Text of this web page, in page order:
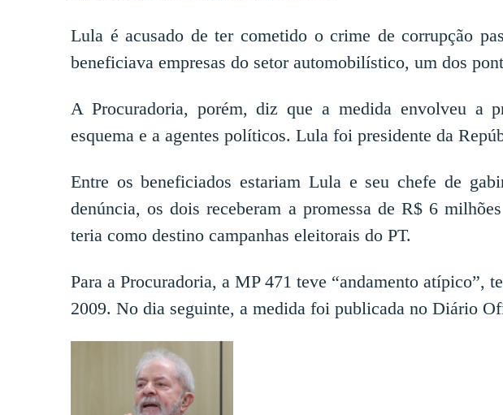
Lula é acusado de ter cometido o crime de corrupção
beneficiava empresas do setor automobilístico, um dos
A Procuradoria, porém, diz que a medida envolveu a
esquema e a agentes políticos. Lula foi presidente da
Entre os beneficiados estariam Lula e seu chefe de
denúncia, os dois receberam a promessa de R$ 6
teria como destino campanhas eleitorais do PT.
Para a Procuradoria, a MP 471 teve “andamento atípico”,
2009. No dia seguinte, a medida foi publicada no Diário